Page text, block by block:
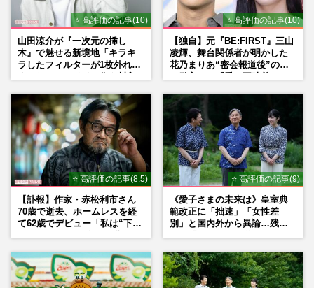
⭐ 高評価の記事(10)
山田涼介が『一次元の挿し
木』で魅せる新境地「キラキ
ラしたフィルターが1枚外れて
⭐ 高評価の記事(10)
【独自】元『BE:FIRST』三山
凌輝、舞台関係者が明かした
花乃まりあ“密会報道後”の呆
⭐ 高評価の記事(8.5)
【訃報】作家・赤松利市さん
70歳で逝去、ホームレスを経
て62歳でデビュー「私は“下級
⭐ 高評価の記事(9)
《愛子さまの未来は》皇室典
範改正に「拙速」「女性差
別」と国内外から異論…残さ